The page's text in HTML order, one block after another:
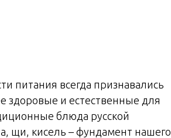
питания всегда признавались
здоровые и естественные для
блюда русской
щи, кисель – фундамент нашего